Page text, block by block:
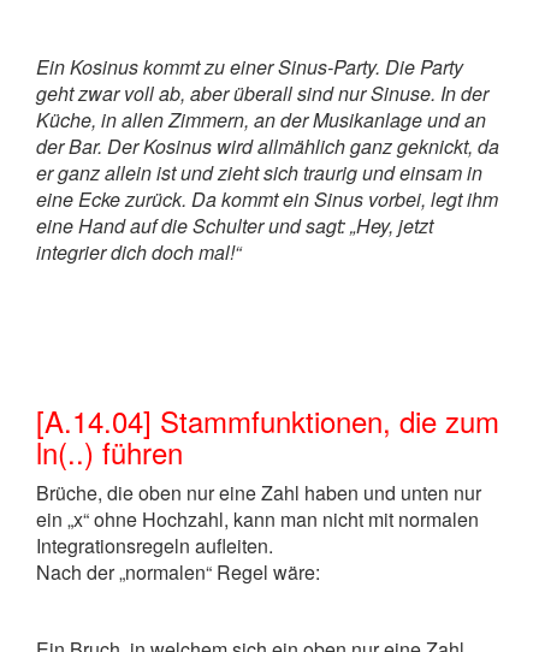
Ein Kosinus kommt zu einer Sinus-Party. Die Party
geht zwar voll ab, aber überall sind nur Sinuse. In der
Küche, in allen Zimmern, an der Musikanlage und an
der Bar. Der Kosinus wird allmählich ganz geknickt, da
er ganz allein ist und zieht sich traurig und einsam in
eine Ecke zurück. Da kommt ein Sinus vorbei, legt ihm
eine Hand auf die Schulter und sagt: „Hey, jetzt
integrier dich doch mal!“
[A.14.04] Stammfunktionen, die zum
ln(..) führen
Brüche, die oben nur eine Zahl haben und unten nur
ein „x“ ohne Hochzahl, kann man nicht mit normalen
Integrationsregeln aufleiten.
Nach der „normalen“ Regel wäre: